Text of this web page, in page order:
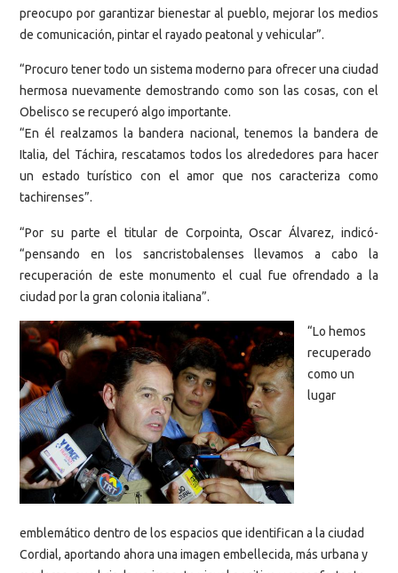
preocupo por garantizar bienestar al pueblo, mejorar los medios
de comunicación, pintar el rayado peatonal y vehicular”.
“Procuro tener todo un sistema moderno para ofrecer una ciudad
hermosa nuevamente demostrando como son las cosas, con el
Obelisco se recuperó algo importante.
“En él realzamos la bandera nacional, tenemos la bandera de
Italia, del Táchira, rescatamos todos los alrededores para hacer
un estado turístico con el amor que nos caracteriza como
tachirenses”.
“Por su parte el titular de Corpointa, Oscar Álvarez, indicó-
“pensando en los sancristobalenses llevamos a cabo la
recuperación de este monumento el cual fue ofrendado a la
ciudad por la gran colonia italiana”.
“Lo hemos
recuperado
como un
lugar
emblemático dentro de los espacios que identifican a la ciudad
Cordial, aportando ahora una imagen embellecida, más urbana y